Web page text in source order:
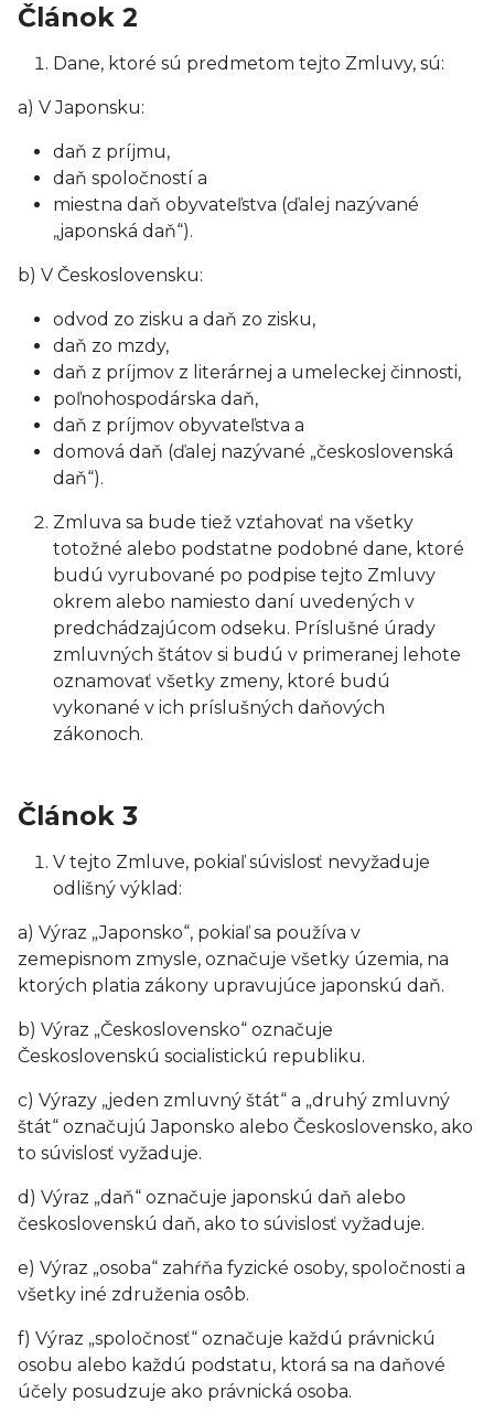
Článok 2
Dane, ktoré sú predmetom tejto Zmluvy, sú:
a) V Japonsku:
daň z príjmu,
daň spoločností a
miestna daň obyvateľstva (ďalej nazývané
„japonská daň“).
b) V Československu:
odvod zo zisku a daň zo zisku,
daň zo mzdy,
daň z príjmov z literárnej a umeleckej činnosti,
poľnohospodárska daň,
daň z príjmov obyvateľstva a
domová daň (ďalej nazývané „československá
daň“).
Zmluva sa bude tiež vzťahovať na všetky
totožné alebo podstatne podobné dane, ktoré
budú vyrubované po podpise tejto Zmluvy
okrem alebo namiesto daní uvedených v
predchádzajúcom odseku. Príslušné úrady
zmluvných štátov si budú v primeranej lehote
oznamovať všetky zmeny, ktoré budú
vykonané v ich príslušných daňových
zákonoch.
Článok 3
V tejto Zmluve, pokiaľ súvislosť nevyžaduje
odlišný výklad:
a) Výraz „Japonsko“, pokiaľ sa používa v
zemepisnom zmysle, označuje všetky územia, na
ktorých platia zákony upravujúce japonskú daň.
b) Výraz „Československo“ označuje
Československú socialistickú republiku.
c) Výrazy „jeden zmluvný štát“ a „druhý zmluvný
štát“ označujú Japonsko alebo Československo, ako
to súvislosť vyžaduje.
d) Výraz „daň“ označuje japonskú daň alebo
československú daň, ako to súvislosť vyžaduje.
e) Výraz „osoba“ zahŕňa fyzické osoby, spoločnosti a
všetky iné združenia osôb.
f) Výraz „spoločnosť“ označuje každú právnickú
osobu alebo každú podstatu, ktorá sa na daňové
účely posudzuje ako právnická osoba.